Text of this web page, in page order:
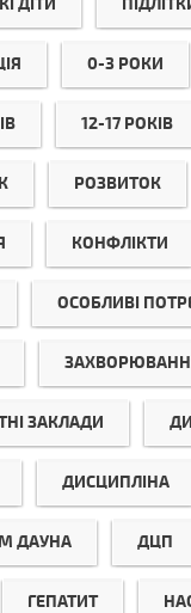
0-3 РОКИ
12-17 РОКІВ
РОЗВИТОК
КОНФЛІКТИ
ОСОБЛИВІ
ЗАКЛАДИ
ДИСЦИПЛІНА
ДАУНА ДЦП
ГЕПАТИТ